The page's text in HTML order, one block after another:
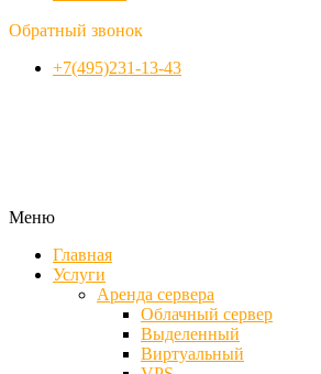
Обратный звонок
+7(495)231-13-43
Меню
Главная
Услуги
Аренда сервера
Облачный сервер
Выделенный
Виртуальный